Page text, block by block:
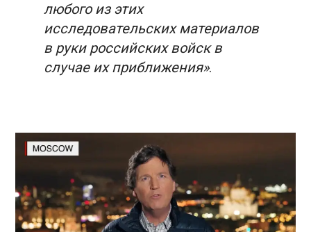
любого из этих
исследовательских материалов
в руки российских войск в
случае их приближения».